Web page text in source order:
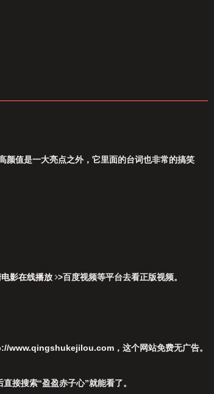
颜值是一大亮点之外，它里面的台词也非常的搞笑
影在线播放 >百度视频等平台去看正版视频。
www.qingshukejilou.com ，这个网站免费无广告。
直接搜索“盈盈赤子心”就能看了。